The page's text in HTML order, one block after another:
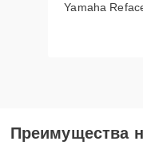
Yamaha
Преимущества